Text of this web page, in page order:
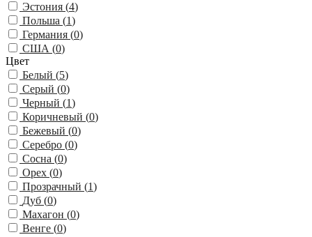
Эстония (4)
Польша (1)
Германия (0)
США (0)
Цвет
Белый (5)
Серый (0)
Черный (1)
Коричневый (0)
Бежевый (0)
Серебро (0)
Сосна (0)
Орех (0)
Прозрачный (1)
Дуб (0)
Махагон (0)
Венге (0)